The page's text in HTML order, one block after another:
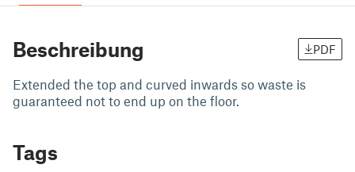
Beschreibung PDF
Extended the top and curved inwards so waste is
guaranteed not to end up on the floor.
Tags